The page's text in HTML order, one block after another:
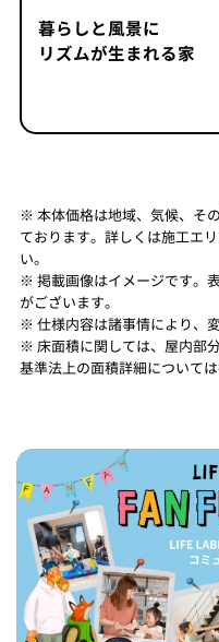
暮らしと風景に
リズムが生まれる家
※ 本体価格は地域、気候、そ
ております。詳しくは施工エ
い。
※ 掲載画像はイメージです。
がございます。
※ 仕様内容は諸事情により、
※ 床面積に関しては、屋内部
基準法上の面積詳細について